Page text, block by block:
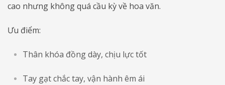
cao nhưng không quá cầu kỳ về hoa văn.
Ưu điểm:
Thân khóa đồng dày, chịu lực tốt
Tay gạt chắc tay, vận hành êm ái